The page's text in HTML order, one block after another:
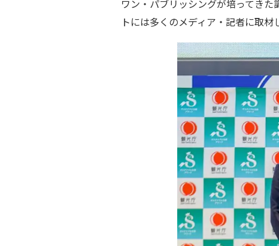
ワン・パブリッシングが培ってき
トには多くのメディア・記者に取材